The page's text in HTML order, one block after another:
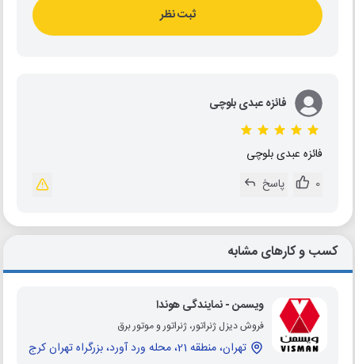
ثبت نظر
فائزه عبدی بلوچی
فائزه عبدی بلوچی
0
پاسخ
کسب و کارهای مشابه
ویسمن - نمایندگی هوندا
فروش دیزل ژنراتور، ژنراتور و موتور برق
تهران، منطقه 21، محله ورد آورد، بزرگراه تهران کرج